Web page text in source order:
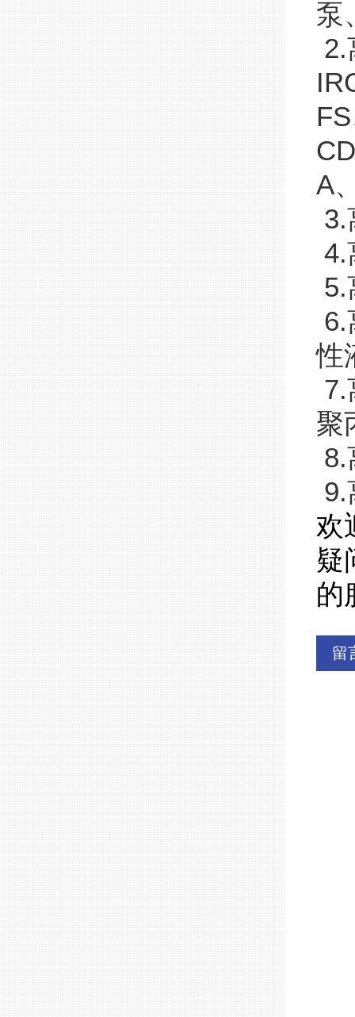
泵
2.
A
3.
4.
5.
6.
性
7.
聚
8.
9.
欢
疑
的
留